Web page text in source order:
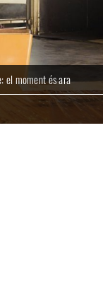
el moment és ara